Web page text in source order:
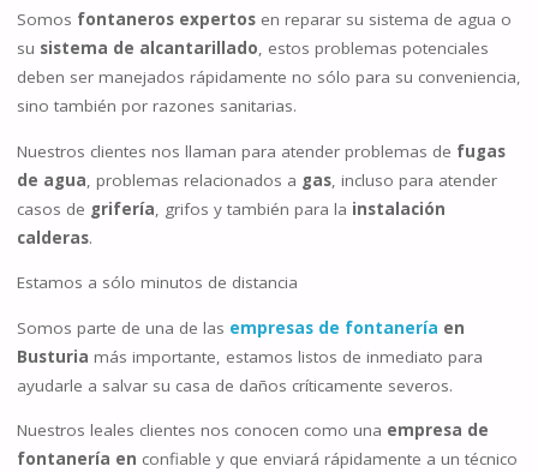
Somos fontaneros expertos en reparar su sistema de agua o
su sistema de alcantarillado, estos problemas potenciales
deben ser manejados rápidamente no sólo para su conveniencia,
sino también por razones sanitarias.
Nuestros clientes nos llaman para atender problemas de fugas
de agua , problemas relacionados a gas, incluso para atender
casos de grifería , grifos y también para la instalación
calderas.
Estamos a sólo minutos de distancia
Somos parte de una de las empresas de fontanería en
Busturia más importante, estamos listos de inmediato para
ayudarle a salvar su casa de daños críticamente severos.
Nuestros leales clientes nos conocen como una empresa de
fontanería en confiable y que enviará rápidamente a un técnico